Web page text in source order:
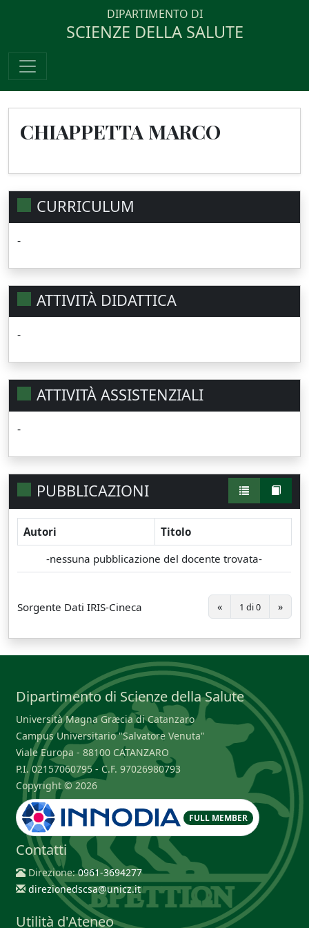
DIPARTIMENTO DI
SCIENZE DELLA SALUTE
CHIAPPETTA MARCO
CURRICULUM
-
ATTIVITÀ DIDATTICA
-
ATTIVITÀ ASSISTENZIALI
-
PUBBLICAZIONI
Autori
Titolo
-nessuna pubblicazione del docente trovata-
Sorgente Dati IRIS-Cineca « 1 di 0 »
Dipartimento di Scienze della Salute
Università Magna Græcia di Catanzaro
Campus Universitario "Salvatore Venuta"
Viale Europa - 88100 CATANZARO
P.I. 02157060795 - C.F. 97026980793
Copyright © 2026
FULL MEMBER
Contatti
Direzione:0961-3694277
direzionedscsa@unicz.it
Utilità d'Ateneo